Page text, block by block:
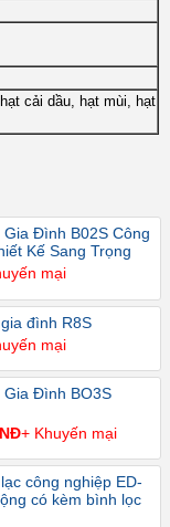
cải dầu, hạt mùi, hạt
Gia Đình B02S Công
Kế Sang Trọng
mại
đình R8S
mại
Gia Đình BO3S
+ Khuyến mại
công nghiệp ED-
có kèm bình lọc